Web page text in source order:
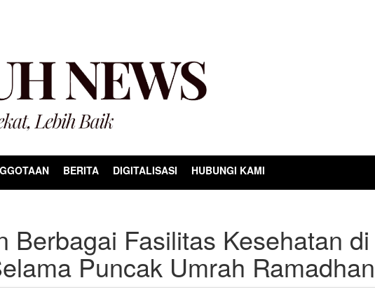
BERITA DIGITALISASI HUBUNGI KAMI
Berbagai Fasilitas Kesehatan di
Puncak Umrah Ramadhan